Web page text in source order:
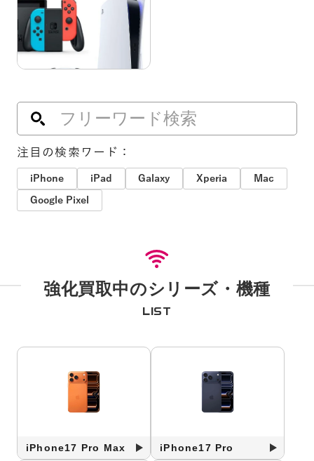
注目の検索ワード：
iPhone iPad Galaxy Xperia
Mac
Google Pixel
強化買取中のシリーズ・機種
LIST
iPhone17 Pro Max iPhone17 Pro